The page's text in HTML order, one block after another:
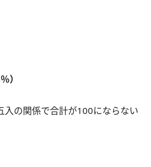
）
の関係で合計が100にならない